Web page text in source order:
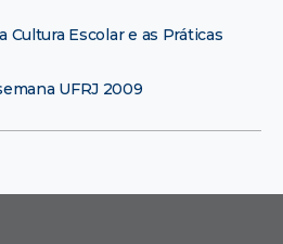
Cultura Escolar e as Práticas
UFRJ 2009